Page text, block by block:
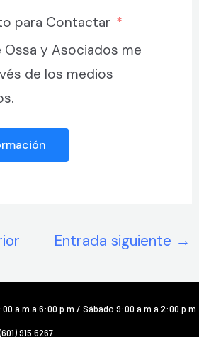
para Contactar
y Asociados me
de los medios
Entrada siguiente →
a.m a 6:00 p.m / Sábado 9:00 a.m a 2:00 p.m
915 6267